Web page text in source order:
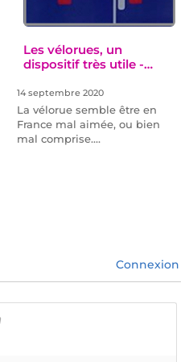
Les vélorues, un
dispositif très utile -…
14 septembre 2020
La vélorue semble être en
France mal aimée, ou bien
mal comprise.…
Connexion